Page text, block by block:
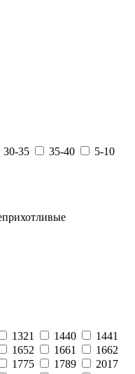
30-35 35-40
5-10
1321 1440
1441
1652 1661
1662
1775 1789
2017